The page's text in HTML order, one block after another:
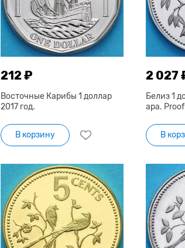
212 ₽
Восточные Карибы 1 доллар
2017 год.
В корзину
2 027
Белиз 1
ара. Proof
В